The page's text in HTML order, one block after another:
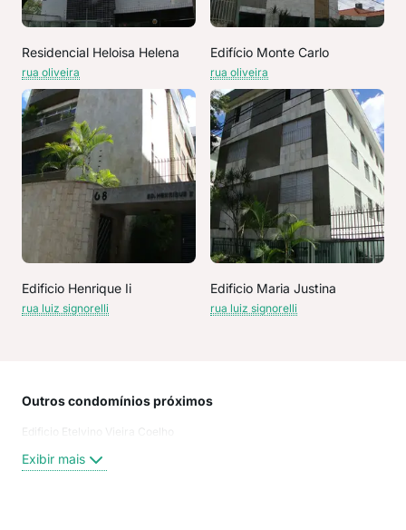
Residencial Heloisa Helena
rua oliveira
Edifício Monte Carlo
rua oliveira
Edificio Henrique Ii
rua luiz signorelli
Edificio Maria Justina
rua luiz signorelli
Outros condomínios próximos
Edificio Etelvino Vieira Coelho
Exibir mais